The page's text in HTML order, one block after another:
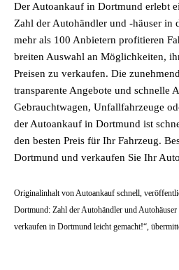
Der Autoankauf in Dortmund erlebt
Zahl der Autohändler und -häuser in
mehr als 100 Anbietern profitieren
breiten Auswahl an Möglichkeiten,
Preisen zu verkaufen. Die
transparente Angebote und schnelle
Gebrauchtwagen, Unfallfahrzeuge
der Autoankauf in Dortmund ist
den besten Preis für Ihr Fahrzeug.
Dortmund und verkaufen Sie Ihr
Originalinhalt von Autoankauf schnell,
Dortmund: Zahl der Autohändler und
verkaufen in Dortmund leicht gemacht!“,